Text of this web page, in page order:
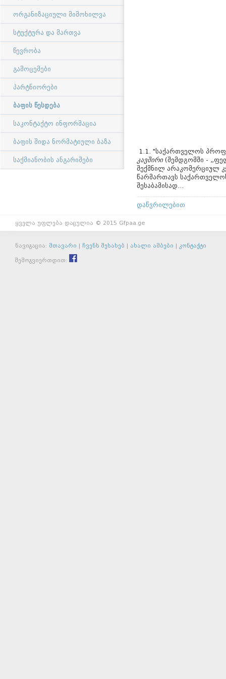
ორგანიზაციული მიმოხილვა
სტუქტურა და მართვა
წევრობა
გამოცემები
პარტნიორები
ბაფის წესდება
საკონტაქტო ინფორმაცია
ბაფის შიდა ნორმატიული ბაზა
საქმიანობის ანგარიშები
1.1. "საქართველოს
კავშირი(შემდგომში -
შექმნილ არაკომერციულ
წარმართავს
შესაბამისად...
დაწვრილებით
ყველა უფლება დაცულია © 2015 Gfpaa.ge
ნავიგაცია: მთავარი | ჩვენს შესახებ | ახალი ამბები | კონტაქტი
შემოგვიერთდით: